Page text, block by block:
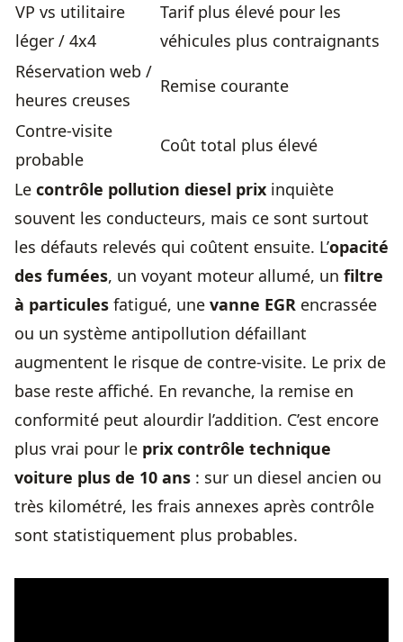
VP vs utilitaire
léger / 4x4
Tarif plus élevé pour les
véhicules plus contraignants
Réservation web /
heures creuses
Remise courante
Contre-visite
probable
Coût total plus élevé
Le contrôle pollution diesel prix inquiète
souvent les conducteurs, mais ce sont surtout
les défauts relevés qui coûtent ensuite. L’opacité
des fumées, un voyant moteur allumé, un filtre
à particules fatigué, une vanne EGR encrassée
ou un système antipollution défaillant
augmentent le risque de contre-visite. Le prix de
base reste affiché. En revanche, la remise en
conformité peut alourdir l’addition. C’est encore
plus vrai pour le prix contrôle technique
voiture plus de 10 ans : sur un diesel ancien ou
très kilométré, les frais annexes après contrôle
sont statistiquement plus probables.